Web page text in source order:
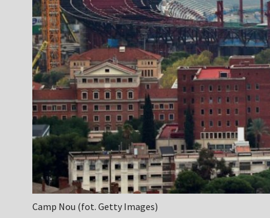
Camp Nou (fot. Getty Images)